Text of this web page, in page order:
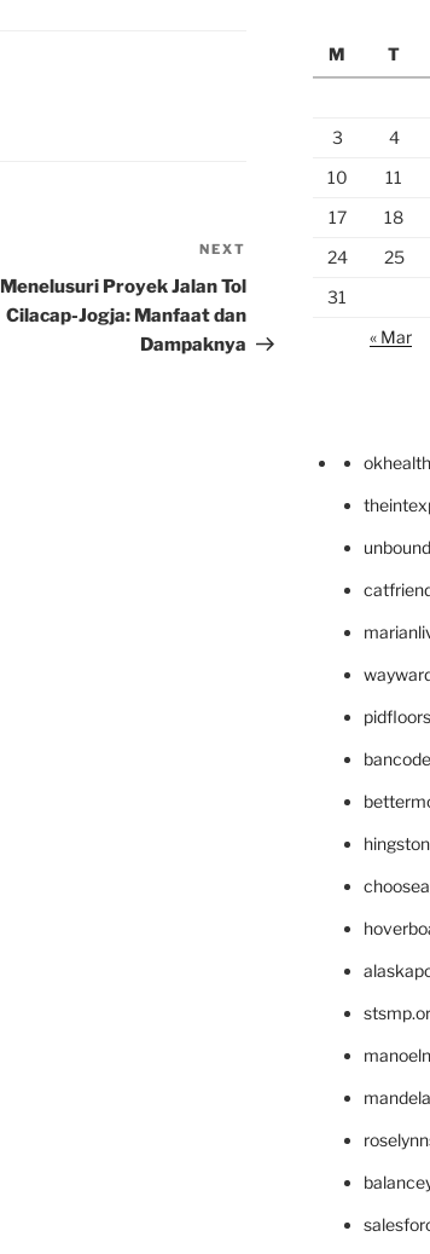
Post
NEXT
Menelusuri Proyek Jalan Tol
Cilacap-Jogja: Manfaat dan
Dampaknya
M
T
3
4
10
11
17
18
24
25
31
« Mar